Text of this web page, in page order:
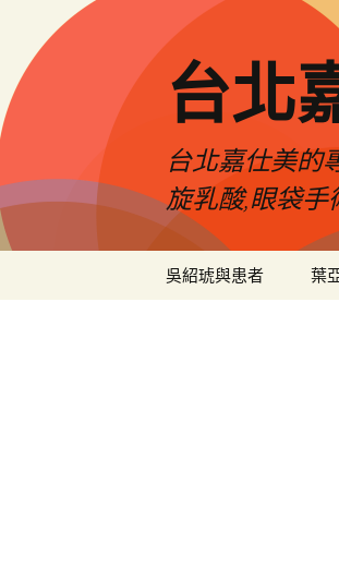
要
內
容
台北
台北嘉仕美的
旋乳酸,眼袋手
吳紹琥與患者 葉